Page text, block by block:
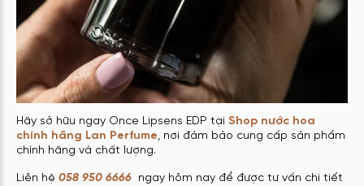
Hãy sở hữu ngay Once Lipsens EDP tại Shop nước hoa
chính hãng Lan Perfume, nơi đảm bảo cung cấp sản phẩm
chính hãng và chất lượng.
Liên hệ 058 950 6666 ngay hôm nay để được tư vấn chi tiết